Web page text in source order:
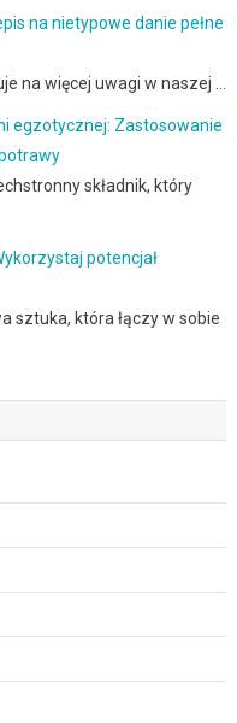
na nietypowe danie pełne
na więcej uwagi w naszej …
egzotycznej: Zastosowanie
składnik, który
potencjał
sztuka, która łączy w sobie